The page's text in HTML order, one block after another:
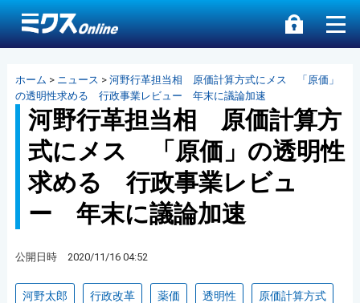
ホーム > ニュース > 河野行革担当相 原価計算方式にメス 「原価」
の透明性求める 行政事業レビュー 年末に議論加速
河野行革担当相 原価計算方
式にメス 「原価」の透明性
求める 行政事業レビュ
ー 年末に議論加速
公開日時 2020/11/16 04:52
河野太郎 行政改革 薬価 透明性 原価計算方式